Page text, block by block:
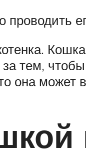
тем,
она может